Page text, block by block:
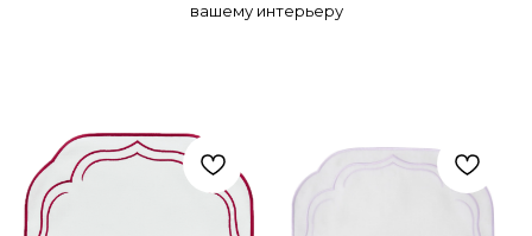
вашему интерьеру